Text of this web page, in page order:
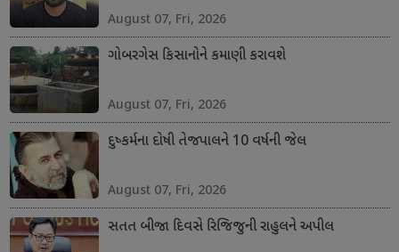
August 07, Fri, 2026
ગોબરગેસ કિસાનોને કમાણી કરાવશે
August 07, Fri, 2026
દુષ્કર્મના દોષી તેજપાલને 10 વર્ષની જેલ
August 07, Fri, 2026
સતત બીજા દિવસે રિજિજુની રાહુલને અપીલ